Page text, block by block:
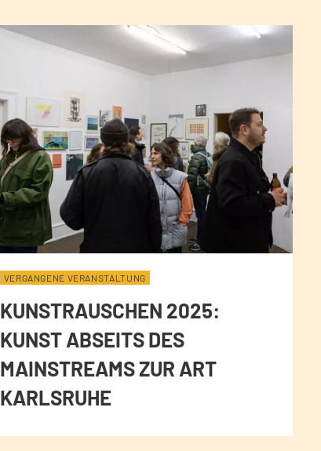
VERGANGENE VERANSTALTUNG
KUNSTRAUSCHEN 2025:
KUNST ABSEITS DES
MAINSTREAMS ZUR ART
KARLSRUHE